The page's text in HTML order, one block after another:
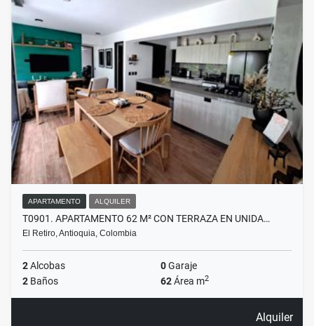
APARTAMENTO ALQUILER
T0901. APARTAMENTO 62 M² CON TERRAZA EN UNIDA…
El Retiro, Antioquia, Colombia
2Alcobas 0Garaje
2 Baños 62Área m2
Alquiler